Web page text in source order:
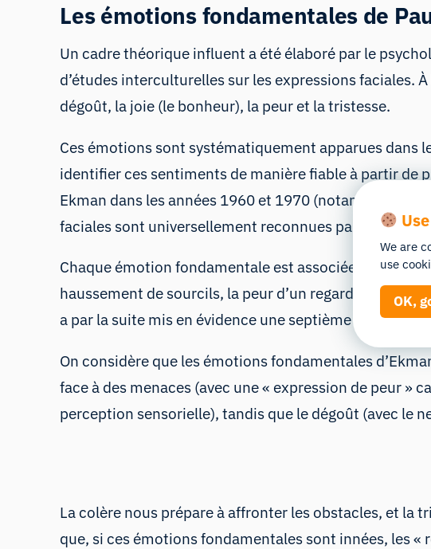
Les émotions fondamentales de
Un cadre théorique influent a été élaboré par le
d’études interculturelles sur les expressions faciales.
dégoût, la joie (le bonheur), la peur et la tristesse.
Ces émotions sont systématiquement apparues dans
identifier ces sentiments de manière fiable à partir de
Ekman dans les années 1960 et 1970 (notamment
faciales sont universellement reconnues par tous les
Chaque émotion fondamentale est associée à une
haussement de sourcils, la peur d’un regard
a par la suite mis en évidence une septième émotion
On considère que les émotions fondamentales
face à des menaces (avec une « expression de peur
perception sensorielle), tandis que le dégoût (avec le
La colère nous prépare à affronter les obstacles, et la
que, si ces émotions fondamentales sont innées, les
We are
use
OK,